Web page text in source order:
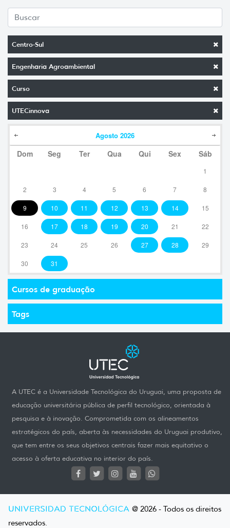
Centro-Sul
Engenharia Agroambiental
Curso
UTECinnova
Agosto 2026
Dom Seg Ter Qua Qui Sex Sáb
1
2 3 4 5 6 7 8
9 10 11 12 13 14 15
16 17 18 19 20 21 22
23 24 25 26 27 28 29
30 31
Cursos de graduação
Tags
A UTEC é a Universidade Tecnológica do Uruguai, uma proposta de
educação universitária pública de perfil tecnológico, orientada à
pesquisa e à inovação. Comprometida com os alineamentos
estratégicos do país, aberta às necessidades do Uruguai produtivo,
que tem entre os seus objetivos centrais fazer mais equitativo o
acesso à oferta educativa no interior do país.
UNIVERSIDAD TECNOLÓGICA @ 2026 - Todos os direitos
reservados.